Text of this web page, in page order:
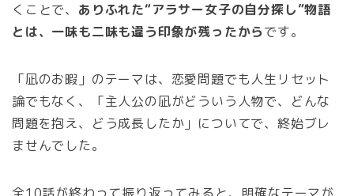
くことで、 ありふれた“アラサー女子の自分探し”物語
とは、一味も二味も違う印象が残ったからです。
「凪のお暇」のテーマは、恋愛問題でも人生リセット
論でもなく、「主人公の凪がどういう人物で、どんな
問題を抱え、どう成長したか」についてで、終始ブレ
ませんでした。